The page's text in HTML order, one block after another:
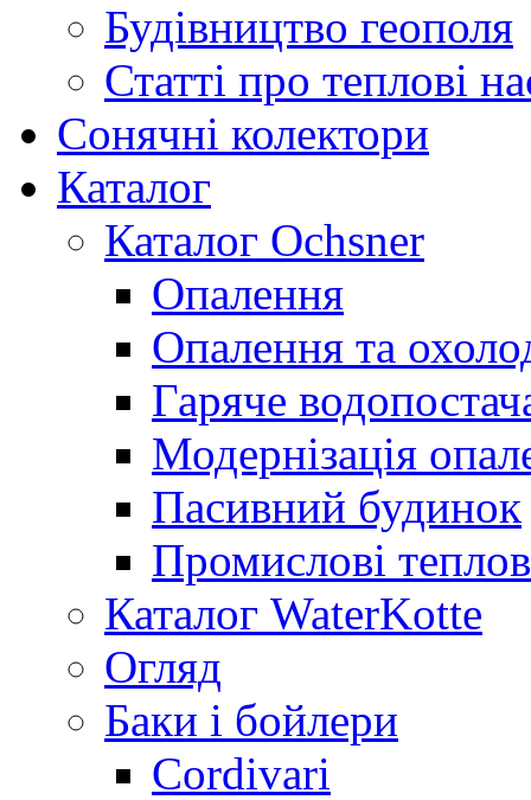
Будівництво геополя
Статті про теплові
Сонячні колектори
Каталог
Каталог Ochsner
Опалення
Опалення та
Гаряче
Модернізація
Пасивний будинок
Промислові
Каталог WaterKotte
Огляд
Баки і бойлери
Cordivari